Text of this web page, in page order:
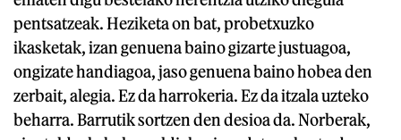
pentsatzeak. Heziketa on bat, probetxuzko
ikasketak, izan genuena baino gizarte justuagoa,
ongizate handiagoa, jaso genuena baino hobea den
zerbait, alegia. Ez da harrokeria. Ez da itzala uzteko
beharra. Barrutik sortzen den desioa da. Norberak,